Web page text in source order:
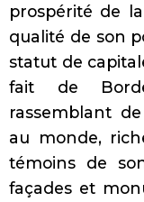
prospérité de
qualité de son
statut de
fait de
rassemblant
au monde,
témoins de
façades et